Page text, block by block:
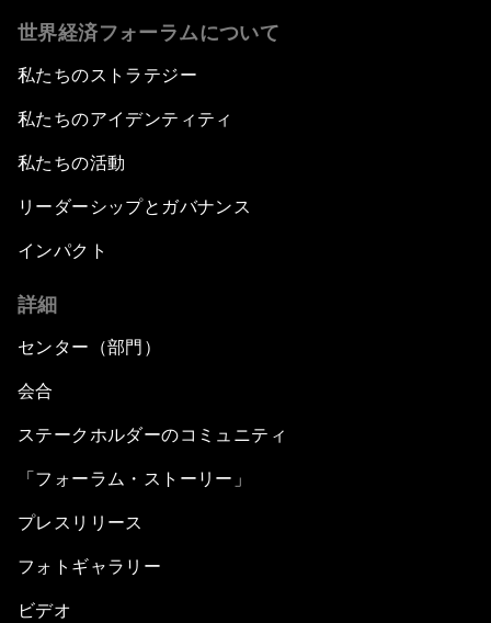
世界経済フォーラムについて
私たちのストラテジー
私たちのアイデンティティ
私たちの活動
リーダーシップとガバナンス
インパクト
詳細
センター（部門）
会合
ステークホルダーのコミュニティ
「フォーラム・ストーリー」
プレスリリース
フォトギャラリー
ビデオ